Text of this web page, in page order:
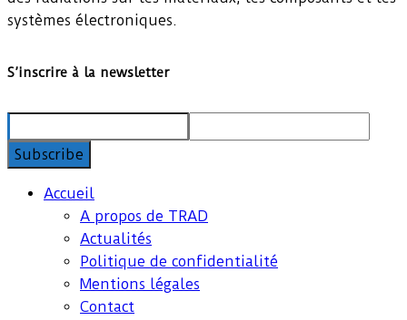
systèmes électroniques.
S’inscrire à la newsletter
Accueil
A propos de TRAD
Actualités
Politique de confidentialité
Mentions légales
Contact